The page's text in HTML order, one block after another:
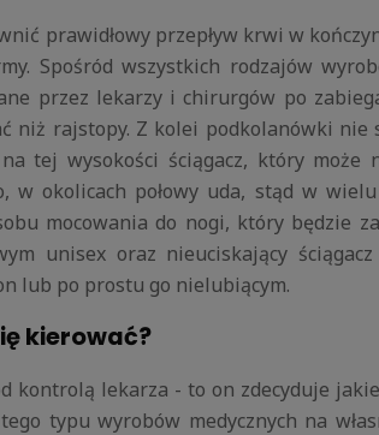
prawidłowy przepływ krwi w
Spośród wszystkich rodzajów
przez lekarzy i chirurgów po
niż rajstopy. Z kolei podkolanówki
tej wysokości ściągacz, który
w okolicach połowy uda, stąd w
mocowania do nogi, który będzie
unisex oraz nieuciskający
lub po prostu go nielubiącym.
kierować?
kontrolą lekarza - to on zdecyduje
typu wyrobów medycznych na